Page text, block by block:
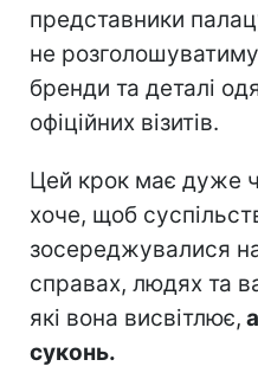
представники
не
бренди та деталі
офіційних візитів.
Цей крок має дуже
хоче, щоб
зосереджувалися
справах, людях та
які вона висвітлює,
суконь.